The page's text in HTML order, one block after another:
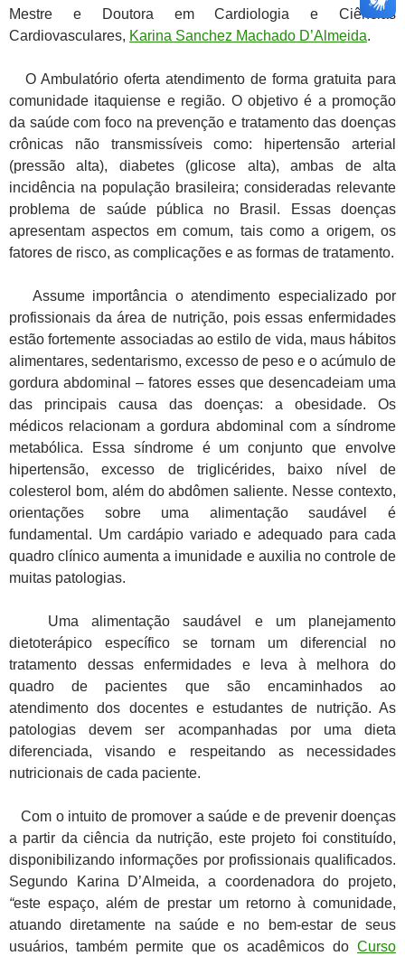
Mestre e Doutora em Cardiologia e Ciências
Cardiovasculares, Karina Sanchez Machado D’Almeida.
O Ambulatório oferta atendimento de forma gratuita para
comunidade itaquiense e região. O objetivo é a promoção
da saúde com foco na prevenção e tratamento das doenças
crônicas não transmissíveis como: hipertensão arterial
(pressão alta), diabetes (glicose alta), ambas de alta
incidência na população brasileira; consideradas relevante
problema de saúde pública no Brasil. Essas doenças
apresentam aspectos em comum, tais como a origem, os
fatores de risco, as complicações e as formas de tratamento.
Assume importância o atendimento especializado por
profissionais da área de nutrição, pois essas enfermidades
estão fortemente associadas ao estilo de vida, maus hábitos
alimentares, sedentarismo, excesso de peso e o acúmulo de
gordura abdominal – fatores esses que desencadeiam uma
das principais causa das doenças: a obesidade. Os
médicos relacionam a gordura abdominal com a síndrome
metabólica. Essa síndrome é um conjunto que envolve
hipertensão, excesso de triglicérides, baixo nível de
colesterol bom, além do abdômen saliente. Nesse contexto,
orientações sobre uma alimentação saudável é
fundamental. Um cardápio variado e adequado para cada
quadro clínico aumenta a imunidade e auxilia no controle de
muitas patologias.
Uma alimentação saudável e um planejamento
dietoterápico específico se tornam um diferencial no
tratamento dessas enfermidades e leva à melhora do
quadro de pacientes que são encaminhados ao
atendimento dos docentes e estudantes de nutrição. As
patologias devem ser acompanhadas por uma dieta
diferenciada, visando e respeitando as necessidades
nutricionais de cada paciente.
Com o intuito de promover a saúde e de prevenir doenças
a partir da ciência da nutrição, este projeto foi constituído,
disponibilizando informações por profissionais qualificados.
Segundo Karina D’Almeida, a coordenadora do projeto,
“este espaço, além de prestar um retorno à comunidade,
atuando diretamente na saúde e no bem-estar de seus
usuários, também permite que os acadêmicos do Curso